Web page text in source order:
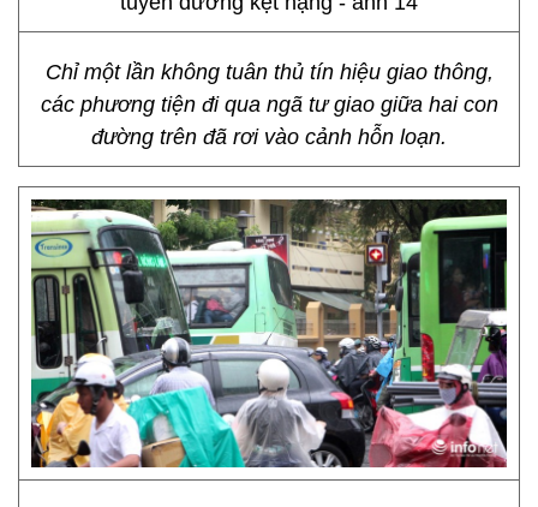
Chỉ một lần không tuân thủ tín hiệu giao thông,
các phương tiện đi qua ngã tư giao giữa hai con
đường trên đã rơi vào cảnh hỗn loạn.